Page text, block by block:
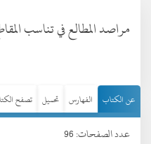
مراصد المطالع في تناسب
عن الكتاب الفهارس تحميل تصفح
عدد الصفحات: 96